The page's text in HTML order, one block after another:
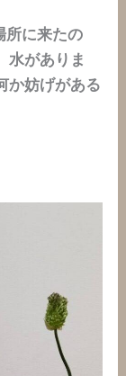
所に来たの
水がありま
か妨げがある